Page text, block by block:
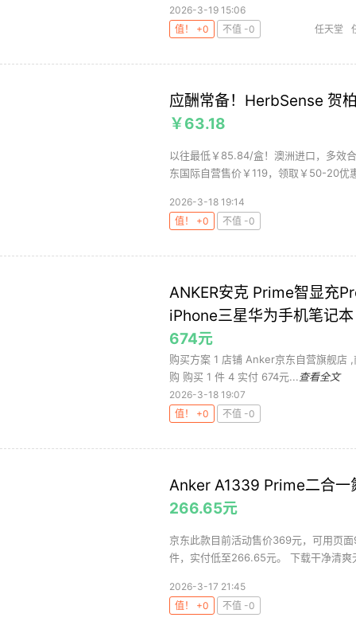
2026-3-19 15:06
值！ +0
不值 -0 任天堂
应酬常备！HerbSense 贺
￥63.18
以往最低￥85.84/盒！澳洲进口，多效
东国际自营售价￥119，领取￥50-20优
2026-3-18 19:14
值！ +0
不值 -0
ANKER安克 Prime智显充
iPhone三星华为手机笔记本
674元
购买方案 1 店铺 Anker京东自营旗舰店
购 购买 1 件 4 实付 674元... 查看全文
2026-3-18 19:07
值！ +0
不值 -0
Anker A1339 Prime二合
266.65元
京东此款目前活动售价369元，可用页
件，实付低至266.65元。 下载干净清爽
2026-3-17 21:45
值！ +0
不值 -0